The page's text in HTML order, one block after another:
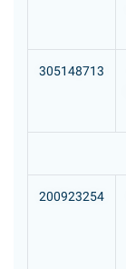
305148713
200923254